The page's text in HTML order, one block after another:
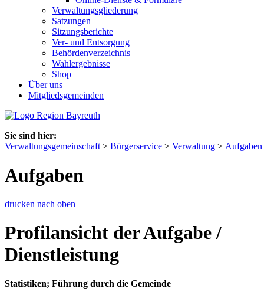
Verwaltungsgliederung
Satzungen
Sitzungsberichte
Ver- und Entsorgung
Behördenverzeichnis
Wahlergebnisse
Shop
Über uns
Mitgliedsgemeinden
Sie sind hier:
Verwaltungsgemeinschaft > Bürgerservice > Verwaltung > Aufgaben
Aufgaben
drucken nach oben
Profilansicht der Aufgabe /
Dienstleistung
Statistiken; Führung durch die Gemeinde